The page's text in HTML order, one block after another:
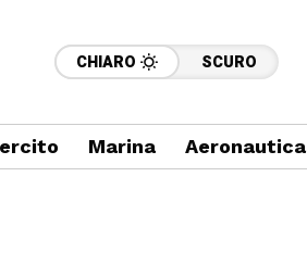
CHIARO SCURO
Marina Aeronautica